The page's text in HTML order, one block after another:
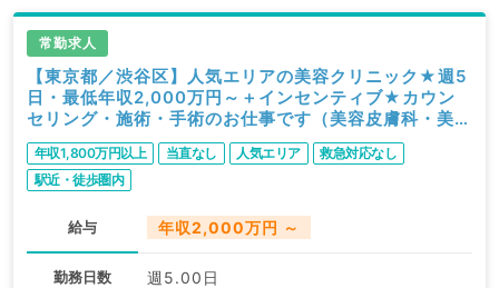
常勤求人
【東京都／渋谷区】人気エリアの美容クリニック★週5
日・最低年収2,000万円～＋インセンティブ★カウン
セリング・施術・手術のお仕事です（美容皮膚科・美容
外科／常勤）
年収1,800万円以上 当直なし 人気エリア
救急対応なし
駅近・徒歩圏内
給与 年収2,000万円 ～
勤務日数 週5.00日